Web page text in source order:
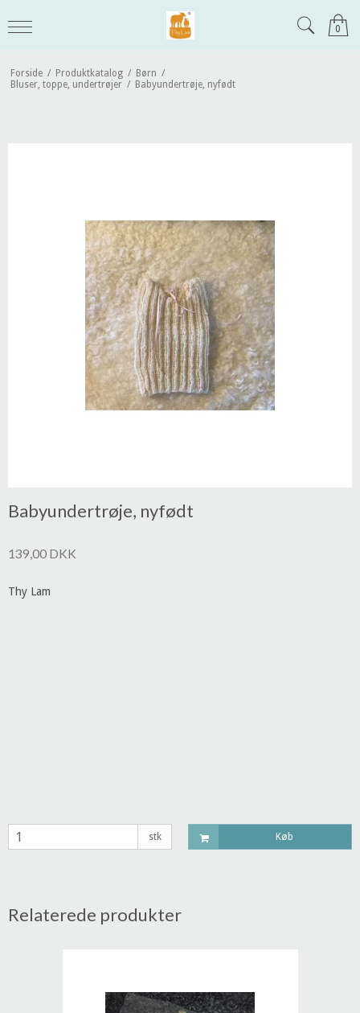
0
Forside / Produktkatalog / Børn /
Bluser, toppe, undertrøjer / Babyundertrøje, nyfødt
Babyundertrøje, nyfødt
139,00 DKK
Thy Lam
stk Køb
Relaterede produkter